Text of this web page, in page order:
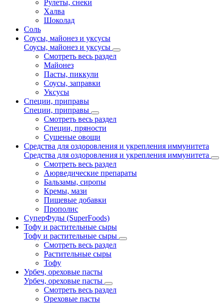
Рулеты, снеки
Халва
Шоколад
Соль
Соусы, майонез и уксусы
Соусы, майонез и уксусы
Смотреть весь раздел
Майонез
Пасты, пиккули
Соусы, заправки
Уксусы
Специи, приправы
Специи, приправы
Смотреть весь раздел
Специи, пряности
Сушеные овощи
Средства для оздоровления и укрепления иммунитета
Средства для оздоровления и укрепления иммунитета
Смотреть весь раздел
Аюрведические препараты
Бальзамы, сиропы
Кремы, мази
Пищевые добавки
Прополис
СуперФуды (SuperFoods)
Тофу и растительные сыры
Тофу и растительные сыры
Смотреть весь раздел
Растительные сыры
Тофу
Урбеч, ореховые пасты
Урбеч, ореховые пасты
Смотреть весь раздел
Ореховые пасты